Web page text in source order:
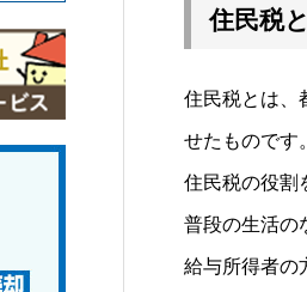
住民税
住民税とは、
せたものです。
住民税の役割
普段の生活の
給与所得者の